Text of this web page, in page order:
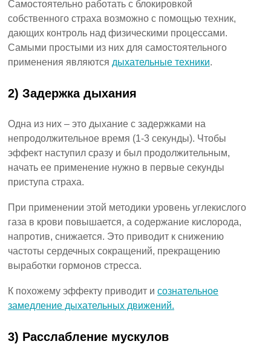
Самостоятельно работать с блокировкой
собственного страха возможно с помощью техник,
дающих контроль над физическими процессами.
Самыми простыми из них для самостоятельного
применения являются дыхательные техники.
2) Задержка дыхания
Одна из них – это дыхание с задержками на
непродолжительное время (1-3 секунды). Чтобы
эффект наступил сразу и был продолжительным,
начать ее применение нужно в первые секунды
приступа страха.
При применении этой методики уровень углекислого
газа в крови повышается, а содержание кислорода,
напротив, снижается. Это приводит к снижению
частоты сердечных сокращений, прекращению
выработки гормонов стресса.
К похожему эффекту приводит и сознательное
замедление дыхательных движений.
3) Расслабление мускулов